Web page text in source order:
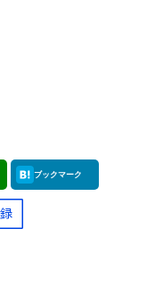
ブックマーク